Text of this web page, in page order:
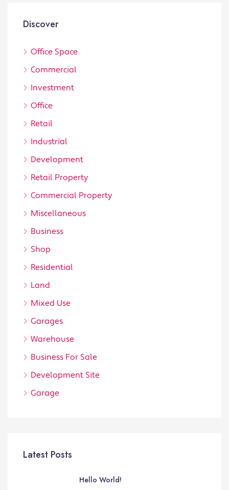
Discover
Office Space
Commercial
Investment
Office
Retail
Industrial
Development
Retail Property
Commercial Property
Miscellaneous
Business
Shop
Residential
Land
Mixed Use
Garages
Warehouse
Business For Sale
Development Site
Garage
Latest Posts
Hello World!